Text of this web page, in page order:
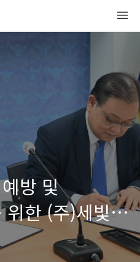
방 및
한 (주)세빛섬